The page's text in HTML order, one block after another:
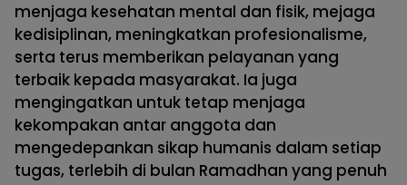
menjaga kesehatan mental dan fisik, mejaga
kedisiplinan, meningkatkan profesionalisme,
serta terus memberikan pelayanan yang
terbaik kepada masyarakat. Ia juga
mengingatkan untuk tetap menjaga
kekompakan antar anggota dan
mengedepankan sikap humanis dalam setiap
tugas, terlebih di bulan Ramadhan yang penuh